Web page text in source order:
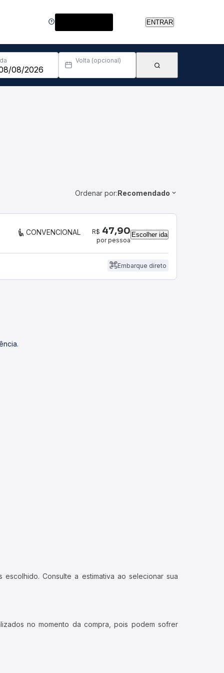
ENTRAR
Volta (opcional)
Ordenar por:Recomendado
CONVENCIONAL R$ 47,90
por pessoa
Escolher ida
Embarque direto
Consulte a estimativa ao selecionar sua
no momento da compra, pois podem sofrer